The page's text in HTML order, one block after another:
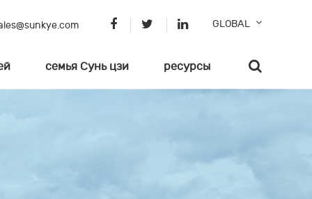
GLOBAL
семья Сунь цзи ресурсы